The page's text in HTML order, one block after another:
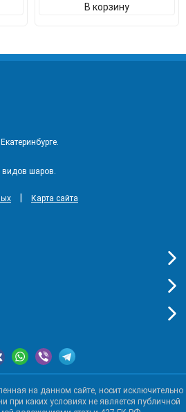
В корзину
видов шаров.
Карта сайта
на данном сайте, носит исключительно
при каких условиях не является публичной